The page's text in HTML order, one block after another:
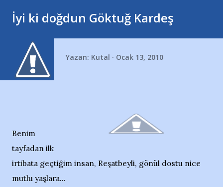
İyi ki doğdun Göktuğ Kardeş
Yazan: Kutal Ocak 13, 2010
Benim
tayfadan ilk
irtibata geçtiğim insan, Reşatbeyli, gönül dostu nice
mutlu yaşlara...